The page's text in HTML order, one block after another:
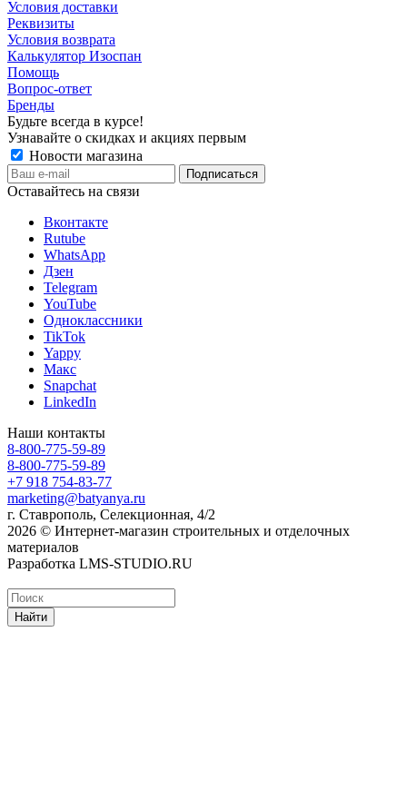
Условия доставки
Реквизиты
Условия возврата
Калькулятор Изоспан
Помощь
Вопрос-ответ
Бренды
Будьте всегда в курсе!
Узнавайте о скидках и акциях первым
Новости магазина
Оставайтесь на связи
Вконтакте
Rutube
WhatsApp
Дзен
Telegram
YouTube
Одноклассники
TikTok
Yappy
Макс
Snapchat
LinkedIn
Наши контакты
8-800-775-59-89
8-800-775-59-89
+7 918 754-83-77
marketing@batyanya.ru
г. Ставрополь, Селекционная, 4/2
2026 © Интернет-магазин строительных и отделочных
материалов
Разработка LMS-STUDIO.RU
Найти